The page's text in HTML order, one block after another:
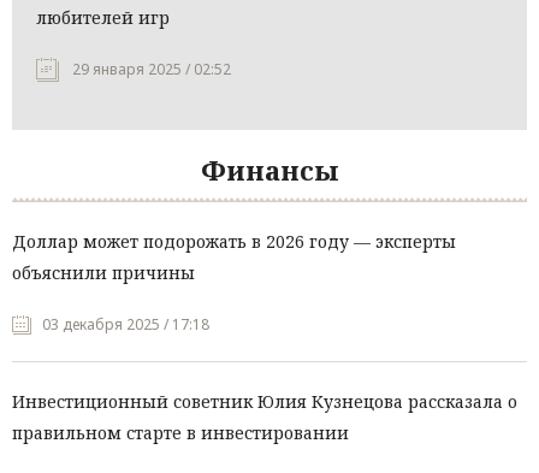
любителей игр
29 января 2025 / 02:52
Финансы
Доллар может подорожать в 2026 году — эксперты
объяснили причины
03 декабря 2025 / 17:18
Инвестиционный советник Юлия Кузнецова рассказала о
правильном старте в инвестировании